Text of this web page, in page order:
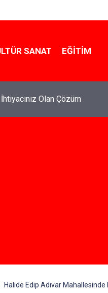
SANAT EĞITIM
Bir Yaşam
Halide Edip Adıvar Mahallesinde